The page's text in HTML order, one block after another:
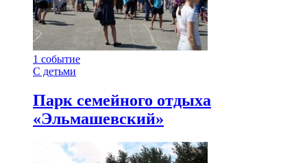
1 событие
С детьми
Парк семейного отдыха
«Эльмашевский»